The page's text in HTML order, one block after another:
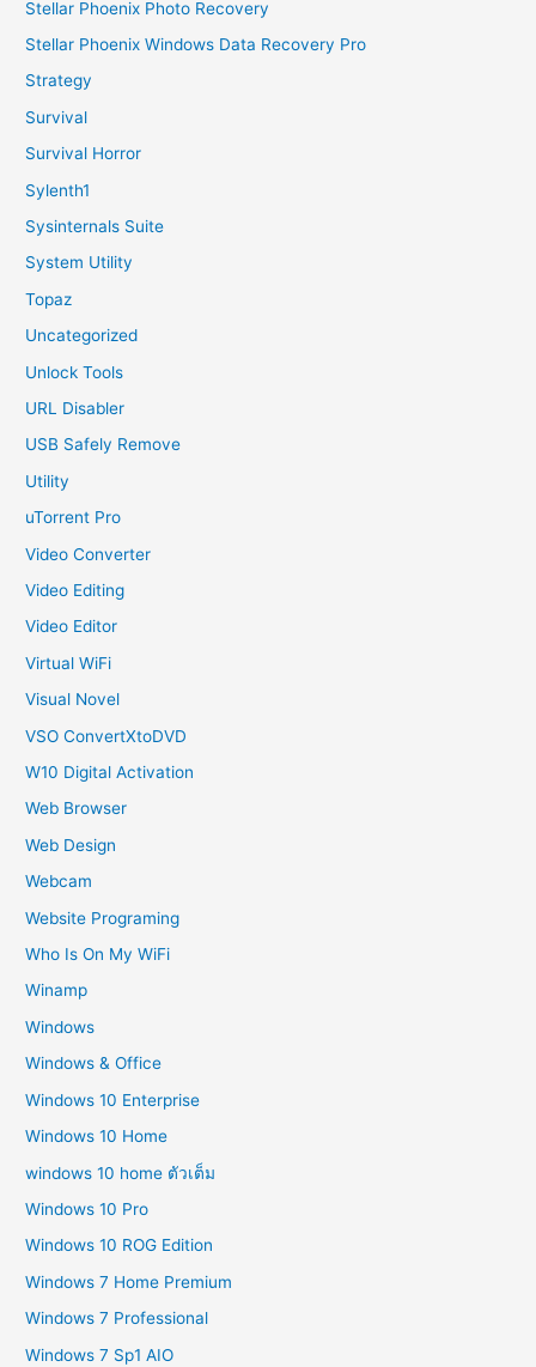
Stellar Phoenix Photo Recovery
Stellar Phoenix Windows Data Recovery Pro
Strategy
Survival
Survival Horror
Sylenth1
Sysinternals Suite
System Utility
Topaz
Uncategorized
Unlock Tools
URL Disabler
USB Safely Remove
Utility
uTorrent Pro
Video Converter
Video Editing
Video Editor
Virtual WiFi
Visual Novel
VSO ConvertXtoDVD
W10 Digital Activation
Web Browser
Web Design
Webcam
Website Programing
Who Is On My WiFi
Winamp
Windows
Windows & Office
Windows 10 Enterprise
Windows 10 Home
windows 10 home ตัวเต็ม
Windows 10 Pro
Windows 10 ROG Edition
Windows 7 Home Premium
Windows 7 Professional
Windows 7 Sp1 AIO